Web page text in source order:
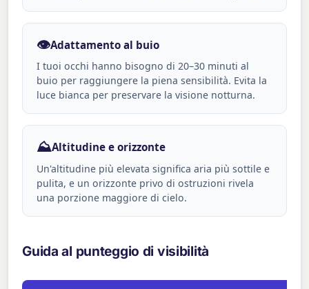
👁️Adattamento al buio
I tuoi occhi hanno bisogno di 20–30 minuti al
buio per raggiungere la piena sensibilità. Evita la
luce bianca per preservare la visione notturna.
⛰️Altitudine e orizzonte
Un'altitudine più elevata significa aria più sottile e
pulita, e un orizzonte privo di ostruzioni rivela
una porzione maggiore di cielo.
Guida al punteggio di visibilità